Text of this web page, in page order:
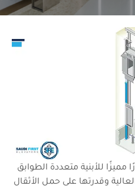
مميزًا للأبنية متعددة الطوابق
وقدرتها على حمل الأثقال